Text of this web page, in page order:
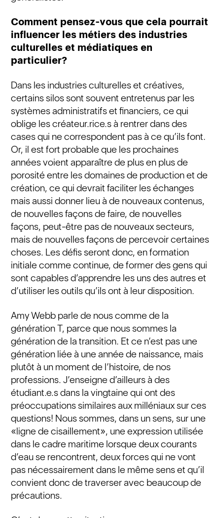
Comment pensez-vous que cela pourrait
influencer les métiers des industries
culturelles et médiatiques en
particulier?
Dans les industries culturelles et créatives,
certains silos sont souvent entretenus par les
systèmes administratifs et financiers, ce qui
oblige les créateur.rice.s à rentrer dans des
cases qui ne correspondent pas à ce qu’ils font.
Or, il est fort probable que les prochaines
années voient apparaître de plus en plus de
porosité entre les domaines de production et de
création, ce qui devrait faciliter les échanges
mais aussi donner lieu à de nouveaux contenus,
de nouvelles façons de faire, de nouvelles
façons, peut-être pas de nouveaux secteurs,
mais de nouvelles façons de percevoir certaines
choses. Les défis seront donc, en formation
initiale comme continue, de former des gens qui
sont capables d’apprendre les uns des autres et
d’utiliser les outils qu’ils ont à leur disposition.
Amy Webb parle de nous comme de la
génération T, parce que nous sommes la
génération de la transition. Et ce n’est pas une
génération liée à une année de naissance, mais
plutôt à un moment de l’histoire, de nos
professions. J’enseigne d’ailleurs à des
étudiant.e.s dans la vingtaine qui ont des
préoccupations similaires aux milléniaux sur ces
questions! Nous sommes, dans un sens, sur une
«ligne de cisaillement», une expression utilisée
dans le cadre maritime lorsque deux courants
d’eau se rencontrent, deux forces qui ne vont
pas nécessairement dans le même sens et qu’il
convient donc de traverser avec beaucoup de
précautions.